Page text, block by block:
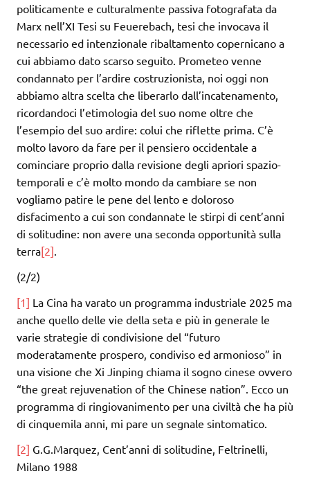
politicamente e culturalmente passiva fotografata da
Marx nell’XI Tesi su Feuerebach, tesi che invocava il
necessario ed intenzionale ribaltamento copernicano a
cui abbiamo dato scarso seguito. Prometeo venne
condannato per l’ardire costruzionista, noi oggi non
abbiamo altra scelta che liberarlo dall’incatenamento,
ricordandoci l’etimologia del suo nome oltre che
l’esempio del suo ardire: colui che riflette prima. C’è
molto lavoro da fare per il pensiero occidentale a
cominciare proprio dalla revisione degli apriori spazio-
temporali e c’è molto mondo da cambiare se non
vogliamo patire le pene del lento e doloroso
disfacimento a cui son condannate le stirpi di cent’anni
di solitudine: non avere una seconda opportunità sulla
terra[2]
(2/2)
[1] La Cina ha varato un programma industriale 2025 ma
anche quello delle vie della seta e più in generale le
varie strategie di condivisione del “futuro
moderatamente prospero, condiviso ed armonioso” in
una visione che Xi Jinping chiama il sogno cinese ovvero
“the great rejuvenation of the Chinese nation”. Ecco un
programma di ringiovanimento per una civiltà che ha più
di cinquemila anni, mi pare un segnale sintomatico.
[2] G.G.Marquez, Cent’anni di solitudine, Feltrinelli,
Milano 1988